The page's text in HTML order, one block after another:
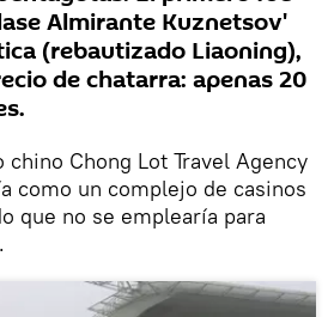
Almirante Kuznetsov'
(rebautizado Liaoning),
de chatarra: apenas 20
chino Chong Lot Travel Agency
como un complejo de casinos
que no se emplearía para